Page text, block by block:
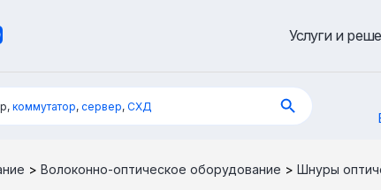
Услуги и
коммутатор, сервер, СХД
> Волоконно-оптическое оборудование > Шнуры